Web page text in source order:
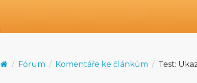
Fórum Komentáře ke článkům Test: